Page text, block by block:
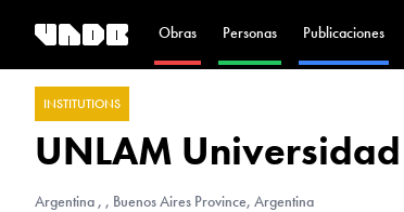
Obras Personas Publicaciones
INSTITUTIONS
UNLAM
Argentina , , Buenos Aires Province, Argentina